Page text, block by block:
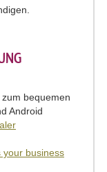
zum bequemen
Android
your business